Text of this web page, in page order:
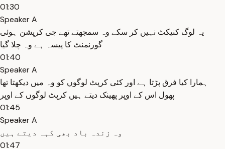
01:30
Speaker A
یہ لوگ کنیکٹ نہیں کر سکے وہ سمجھتے تھے جی کرپشن ہوئی
گورنمنٹ کا پیسہ ہے وہ چلا گیا
01:40
Speaker A
ہمارا کیا فرق پڑتا ہے اور کئی کرپٹ لوگوں کو وہ میں دیکھتا تھا
پھول اس کے اوپر پھینک دیتے ہیں کرپٹ لوگوں کے اوپر
01:45
Speaker A
وہ زندہ باد بھی کہہ دیتے ہیں
01:47